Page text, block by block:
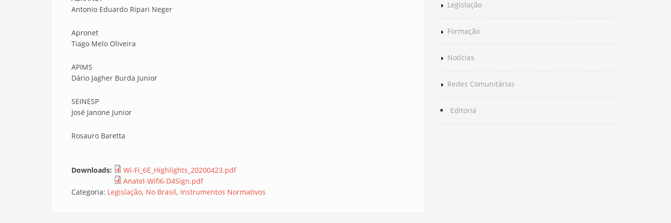
Antonio Eduardo Ripari Neger
Apronet
Tiago Melo Oliveira
APIMS
Dário Jagher Burda Junior
SEINESP
José Janone Junior
Rosauro Baretta
Downloads:
Wi-Fi_6E_Highlights_20200423.pdf
Anatel-Wifi6-D4Sign.pdf
Categoria: Legislação No Brasil Instrumentos Normativos
Legislação
Formação
Notícias
Redes Comunitárias
Editoria